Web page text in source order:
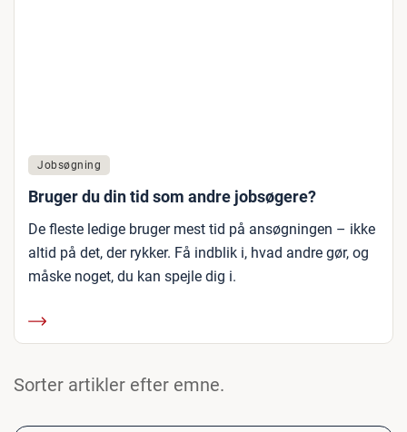
Jobsøgning
Bruger du din tid som andre jobsøgere?
De fleste ledige bruger mest tid på ansøgningen – ikke
altid på det, der rykker. Få indblik i, hvad andre gør, og
måske noget, du kan spejle dig i.
Sorter artikler efter emne.